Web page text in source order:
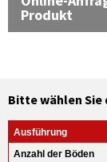
Produkt
Bitte wählen Sie